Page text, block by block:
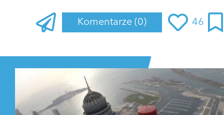
Komentarze (0) 46